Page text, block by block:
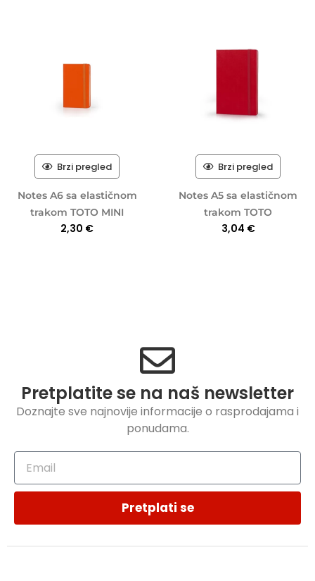
Brzi pregled
Notes A6 sa elastičnom
trakom TOTO MINI
2,30 €
Brzi pregled
Notes A5 sa elastičnom
trakom TOTO
3,04 €
Pretplatite se na naš newsletter
Doznajte sve najnovije informacije o rasprodajama i
ponudama.
Pretplati se